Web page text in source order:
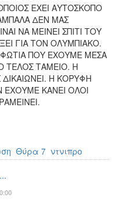
ΕΧΕΙ ΑΥΤΟΣΚΟΠΟ
ΔΕΝ ΜΑΣ
ΝΑ ΜΕΙΝΕΙ ΣΠΙΤΙ ΤΟΥ
ΓΙΑ ΤΟΝ ΟΛΥΜΠΙΑΚΟ.
ΠΟΥ ΕΧΟΥΜΕ ΜΕΣΑ
ΤΕΛΟΣ ΤΑΜΕΙΟ. Η
ΔΙΚΑΙΩΝΕΙ. Η ΚΟΡΥΦΗ
ΕΧΟΥΜΕ ΚΑΝΕΙ ΟΛΟΙ
Θύρα 7 ντνιπρο